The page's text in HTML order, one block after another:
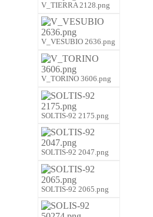
V_TIERRA 2128.png
V_VESUBIO 2636.png
V_TORINO 3606.png
SOLTIS-92 2175.png
SOLTIS-92 2047.png
SOLTIS-92 2065.png